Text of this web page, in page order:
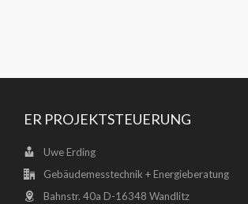
ER PROJEKTSTEUERUNG
Uwe Erding
Gebäudemesstechnik + Energieberatung
Bahnstr. 40a D-16348 Wandlitz